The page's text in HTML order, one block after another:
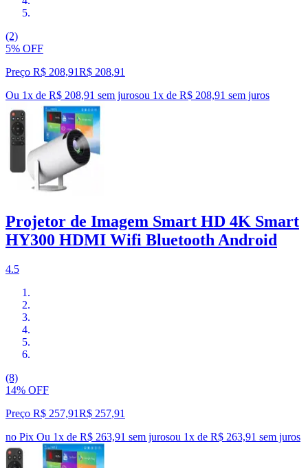
(2)
5% OFF
Preço R$ 208,91R$ 208,91
Ou 1x de R$ 208,91 sem jurosou 1x de R$ 208,91 sem juros
Projetor de Imagem Smart HD 4K Smart
HY300 HDMI Wifi Bluetooth Android
4.5
(8)
14% OFF
Preço R$ 257,91R$ 257,91
no Pix Ou 1x de R$ 263,91 sem jurosou 1x de R$ 263,91 sem juros